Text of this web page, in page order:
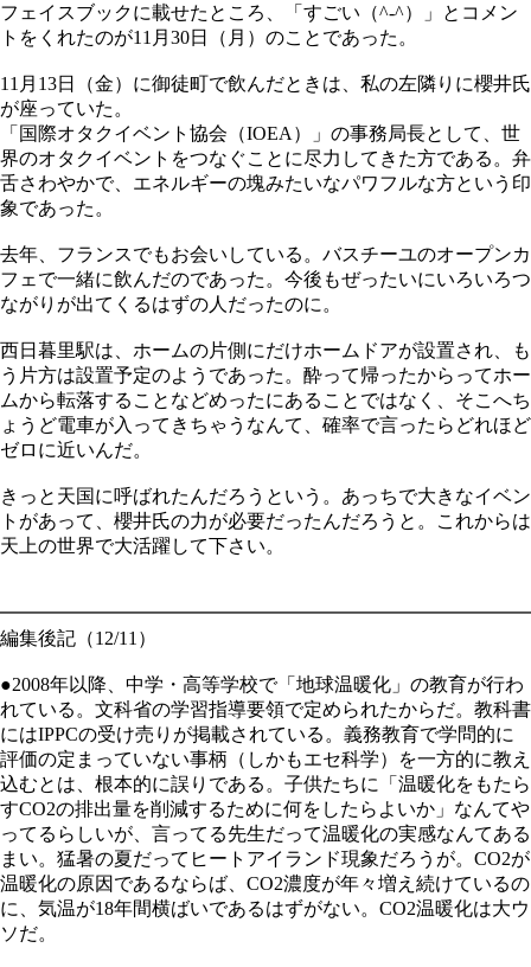
フェイスブックに載せたところ、「すごい（^-^）」とコメン
トをくれたのが11月30日（月）のことであった。
11月13日（金）に御徒町で飲んだときは、私の左隣りに櫻井氏
が座っていた。
「国際オタクイベント協会（IOEA）」の事務局長として、世
界のオタクイベントをつなぐことに尽力してきた方である。弁
舌さわやかで、エネルギーの塊みたいなパワフルな方という印
象であった。
去年、フランスでもお会いしている。バスチーユのオープンカ
フェで一緒に飲んだのであった。今後もぜったいにいろいろつ
ながりが出てくるはずの人だったのに。
西日暮里駅は、ホームの片側にだけホームドアが設置され、も
う片方は設置予定のようであった。酔って帰ったからってホー
ムから転落することなどめったにあることではなく、そこへち
ょうど電車が入ってきちゃうなんて、確率で言ったらどれほど
ゼロに近いんだ。
きっと天国に呼ばれたんだろうという。あっちで大きなイベン
トがあって、櫻井氏の力が必要だったんだろうと。これからは
天上の世界で大活躍して下さい。
編集後記（12/11）
●2008年以降、中学・高等学校で「地球温暖化」の教育が行わ
れている。文科省の学習指導要領で定められたからだ。教科書
にはIPPCの受け売りが掲載されている。義務教育で学問的に
評価の定まっていない事柄（しかもエセ科学）を一方的に教え
込むとは、根本的に誤りである。子供たちに「温暖化をもたら
すCO2の排出量を削減するために何をしたらよいか」なんてや
ってるらしいが、言ってる先生だって温暖化の実感なんてある
まい。猛暑の夏だってヒートアイランド現象だろうが。CO2が
温暖化の原因であるならば、CO2濃度が年々増え続けているの
に、気温が18年間横ばいであるはずがない。CO2温暖化は大ウ
ソだ。